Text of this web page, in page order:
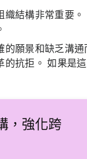
結構非常重要
願景和缺乏溝
抗拒。 如果是
，強化跨